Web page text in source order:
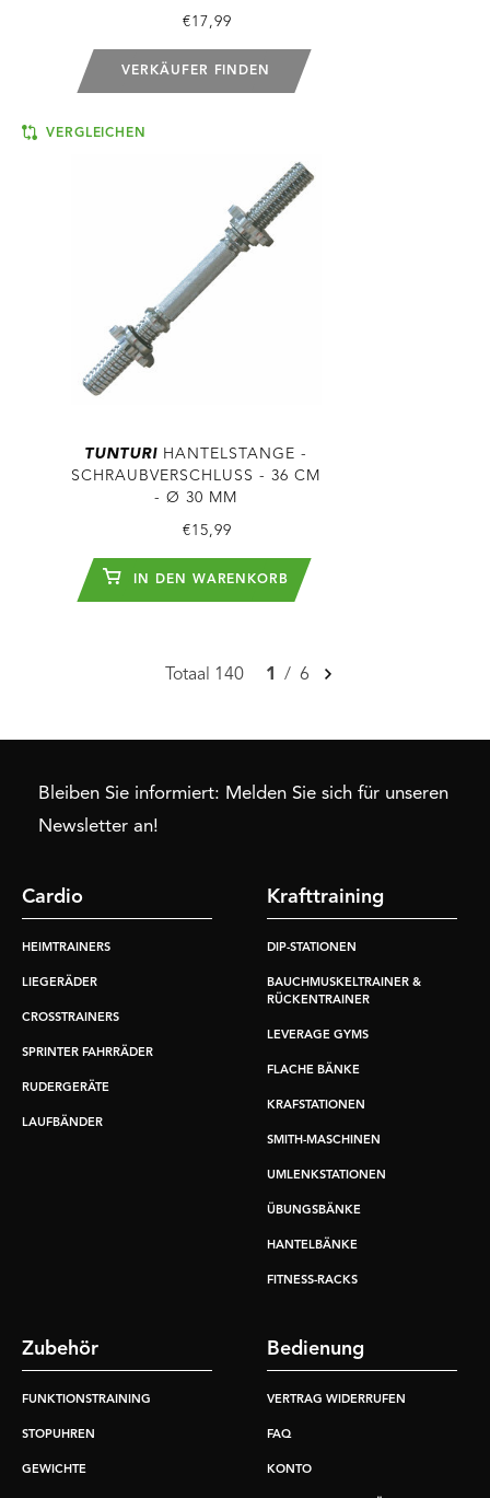
€17,99
VERKÄUFER FINDEN
VERGLEICHEN
TUNTURI HANTELSTANGE -
SCHRAUBVERSCHLUSS - 36 CM
- Ø 30 MM
€15,99
IN DEN WARENKORB
Totaal 140 1 / 6
Bleiben Sie informiert: Melden Sie sich für unseren
Newsletter an!
Cardio
HEIMTRAINERS
LIEGERÄDER
CROSSTRAINERS
SPRINTER FAHRRÄDER
RUDERGERÄTE
LAUFBÄNDER
Krafttraining
DIP-STATIONEN
BAUCHMUSKELTRAINER &
RÜCKENTRAINER
LEVERAGE GYMS
FLACHE BÄNKE
KRAFSTATIONEN
SMITH-MASCHINEN
UMLENKSTATIONEN
ÜBUNGSBÄNKE
HANTELBÄNKE
FITNESS-RACKS
Zubehör
FUNKTIONSTRAINING
STOPUHREN
GEWICHTE
Bedienung
VERTRAG WIDERRUFEN
FAQ
KONTO